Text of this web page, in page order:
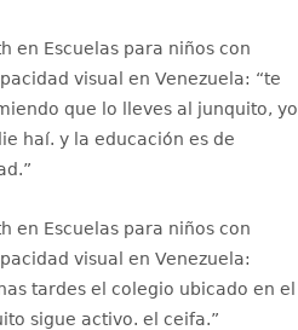
en Escuelas para niños con
visual en Venezuela: “te
que lo lleves al junquito, yo
haí. y la educación es de
”
en Escuelas para niños con
visual en Venezuela:
tardes el colegio ubicado en el
sigue activo. el ceifa.”